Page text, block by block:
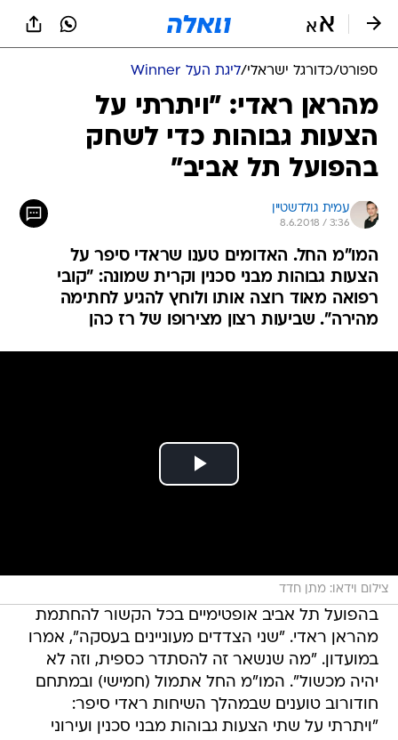
ספורט/כדורגל ישראלי/ליגת העל Winner
מהראן ראדי: "ויתרתי על
הצעות גבוהות כדי לשחק
בהפועל תל אביב"
עמית גולדשטיין
8.6.2018 / 3:36
המו"מ החל. האדומים טענו שראדי סיפר על
הצעות גבוהות מבני סכנין וקרית שמונה: "קובי
רפואה מאוד רוצה אותו ולוחץ להגיע לחתימה
מהירה". שביעות רצון מצירופו של רז כהן
צילום וידאו: מתן חדד
בהפועל תל אביב אופטימיים בכל הקשור להחתמת
מהראן ראדי. "שני הצדדים מעוניינים בעסקה", אמרו
במועדון. "מה שנשאר זה להסתדר כספית, וזה לא
יהיה מכשול". המו"מ החל אתמול (חמישי) ובמתחם
חודורוב טוענים שבמהלך השיחות ראדי סיפר:
"ויתרתי על שתי הצעות גבוהות מבני סכנין ועירוני